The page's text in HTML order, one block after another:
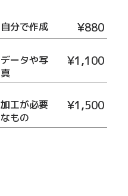
自分で作成 ¥880
データや写
真
¥1,100
加工が必要
なもの
¥1,500